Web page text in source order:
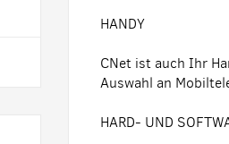
HANDY
CNet ist auch Ihr
Auswahl an
HARD- UND